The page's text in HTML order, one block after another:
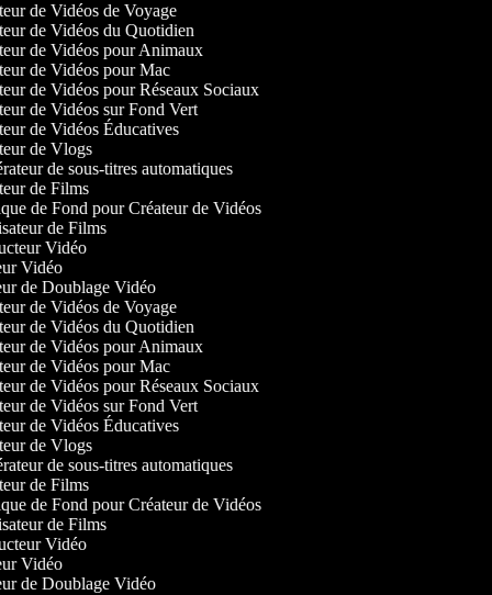
de Vidéos de Voyage
de Vidéos du Quotidien
de Vidéos pour Animaux
de Vidéos pour Mac
de Vidéos pour Réseaux Sociaux
de Vidéos sur Fond Vert
de Vidéos Éducatives
de Vlogs
de sous-titres automatiques
de Films
de Fond pour Créateur de Vidéos
de Films
Vidéo
Vidéo
de Doublage Vidéo
de Vidéos de Voyage
de Vidéos du Quotidien
de Vidéos pour Animaux
de Vidéos pour Mac
de Vidéos pour Réseaux Sociaux
de Vidéos sur Fond Vert
de Vidéos Éducatives
de Vlogs
de sous-titres automatiques
de Films
de Fond pour Créateur de Vidéos
de Films
Vidéo
Vidéo
de Doublage Vidéo